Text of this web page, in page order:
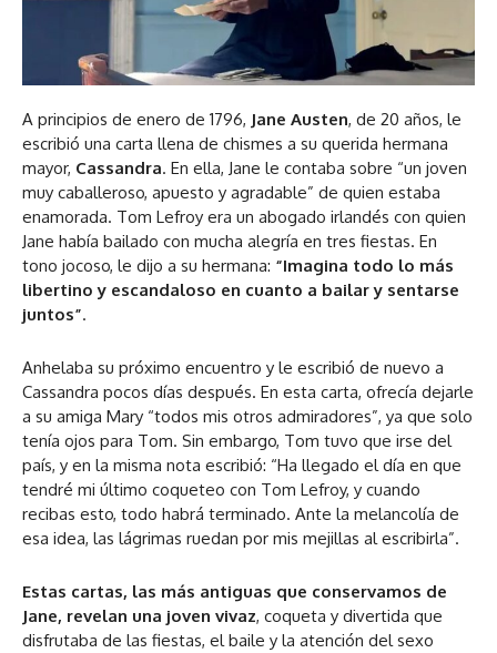
A principios de enero de 1796, Jane Austen, de 20 años, le
escribió una carta llena de chismes a su querida hermana
mayor, Cassandra. En ella, Jane le contaba sobre “un joven
muy caballeroso, apuesto y agradable” de quien estaba
enamorada. Tom Lefroy era un abogado irlandés con quien
Jane había bailado con mucha alegría en tres fiestas. En
tono jocoso, le dijo a su hermana: “Imagina todo lo más
libertino y escandaloso en cuanto a bailar y sentarse
juntos”.
Anhelaba su próximo encuentro y le escribió de nuevo a
Cassandra pocos días después. En esta carta, ofrecía dejarle
a su amiga Mary “todos mis otros admiradores”, ya que solo
tenía ojos para Tom. Sin embargo, Tom tuvo que irse del
país, y en la misma nota escribió: “Ha llegado el día en que
tendré mi último coqueteo con Tom Lefroy, y cuando
recibas esto, todo habrá terminado. Ante la melancolía de
esa idea, las lágrimas ruedan por mis mejillas al escribirla”.
Estas cartas, las más antiguas que conservamos de
Jane, revelan una joven vivaz, coqueta y divertida que
disfrutaba de las fiestas, el baile y la atención del sexo